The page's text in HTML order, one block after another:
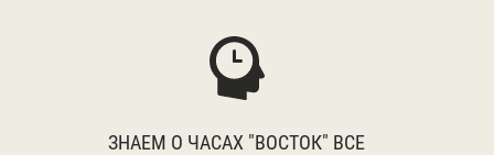
ЗНАЕМ О ЧАСАХ "ВОСТОК" ВСЕ